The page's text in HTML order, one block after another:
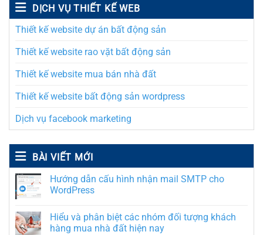
DỊCH VỤ THIẾT KẾ WEB
Thiết kế website dự án bất động sản
Thiết kế website rao vặt bất động sản
Thiết kế website mua bán nhà đất
Thiết kế website bất động sản wordpress
Dịch vụ facebook marketing
BÀI VIẾT MỚI
Hướng dẫn cấu hình nhận mail SMTP cho
WordPress
Hiểu và phân biệt các nhóm đối tượng khách
hàng mua nhà đất hiện nay